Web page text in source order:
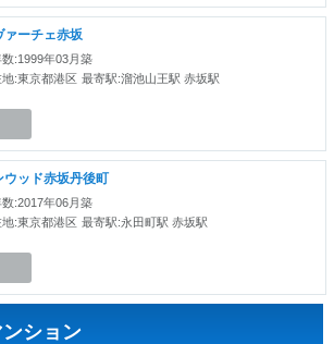
ァーチェ赤坂
:1999年03月築
地:東京都港区 最寄駅:溜池山王駅 赤坂駅
ウッド赤坂丹後町
:2017年06月築
地:東京都港区 最寄駅:永田町駅 赤坂駅
ション